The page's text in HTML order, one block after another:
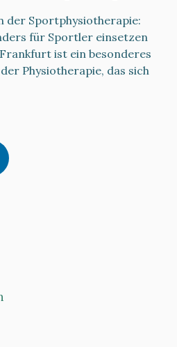
der Sportphysiotherapie:
für Sportler einsetzen
ist ein besonderes
Physiotherapie, das sich